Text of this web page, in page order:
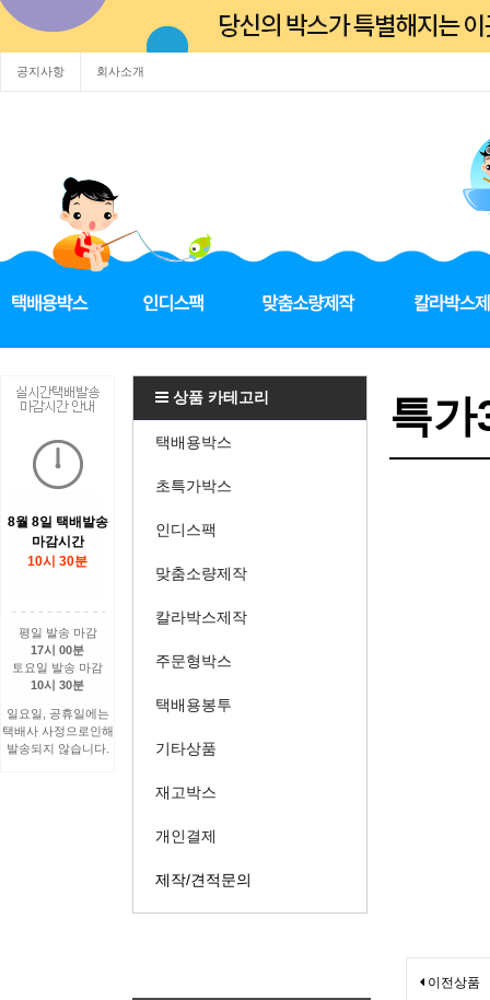
공지사항 회사소개
8월 8일 택배발송
마감시간
10시 30분
평일 발송 마감
17시 00분
토요일 발송 마감
10시 30분
일요일, 공휴일에는
택배사 사정으로인해
발송되지 않습니다.
상품 카테고리
택배용박스
초특가박스
인디스팩
맞춤소량제작
칼라박스제작
주문형박스
택배용봉투
기타상품
재고박스
개인결제
제작/견적문의
특
이전상품